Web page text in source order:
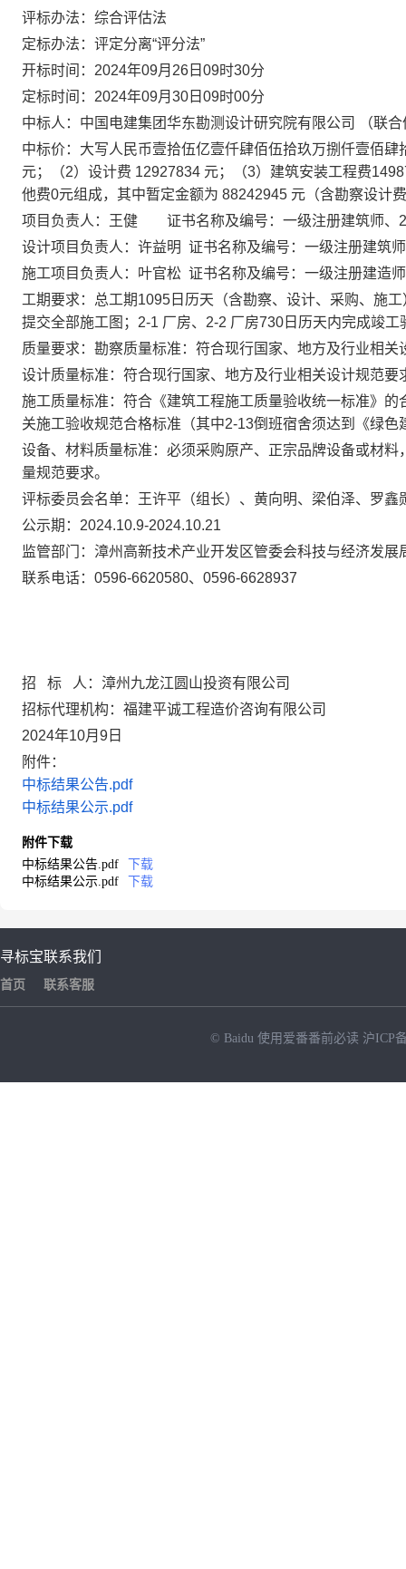
评标办法： 综合评估法
定标办法： 评定分离“评分法”
开标时间： 2024年09月26日09时30分
定标时间： 2024年09月30日09时00分
中标人： 中国电建集团华东勘测设计研究院有限公司
（联
中标价： 大写人民币壹拾伍亿壹仟肆佰伍拾玖万捌仟壹佰肆
元；（2）设计费 12927834 元；（3）建筑安装工程费
他费0元组成，其中暂定金额为 88242945 元（含勘察设计
项目负责人：
王健 证书名称及编号： 一级注册建筑师、
设计项目负责人： 许益明 证书名称及编号： 一级注册建筑
施工项目负责人： 叶官松 证书名称及编号 ：一级注册建造
工期要求： 总工期1095日历天（含勘察、设计、采购、施
提交全部施工图；2-1 厂房、2-2 厂房730日历天内完成竣工
质量要求：勘察质量标准： 符合现行国家、地方及行业相关
设计质量标准： 符合现行国家、地方及行业相关设计规范
施工质量标准： 符合《建筑工程施工质量验收统一标准》
关施工验收规范合格标准（其中2-13倒班宿舍须达到《绿色
设备、材料质量标准： 必须采购原产、正宗品牌设备或材
量规范要求。
评标委员会名单： 王许平（组长）、 黄向明、梁伯泽、罗鑫
公示期： 2024.10.9-2024.10.21
监管部门： 漳州高新技术产业开发区管委会科技与经济发
联系电话： 0596-6620580、0596-6628937
招 标
人：漳州九龙江圆山投资有限公司
招标代理机构：福建平诚工程造价咨询有限公司
2024年10月 9 日
附件：
中标结果公告.pdf
中标结果公示.pdf
附件下载
中标结果公告.pdf
下载
中标结果公示.pdf
下载
寻标宝
首页
联系我们
联系客服
© Baidu 使用爱番番前必读 沪ICP